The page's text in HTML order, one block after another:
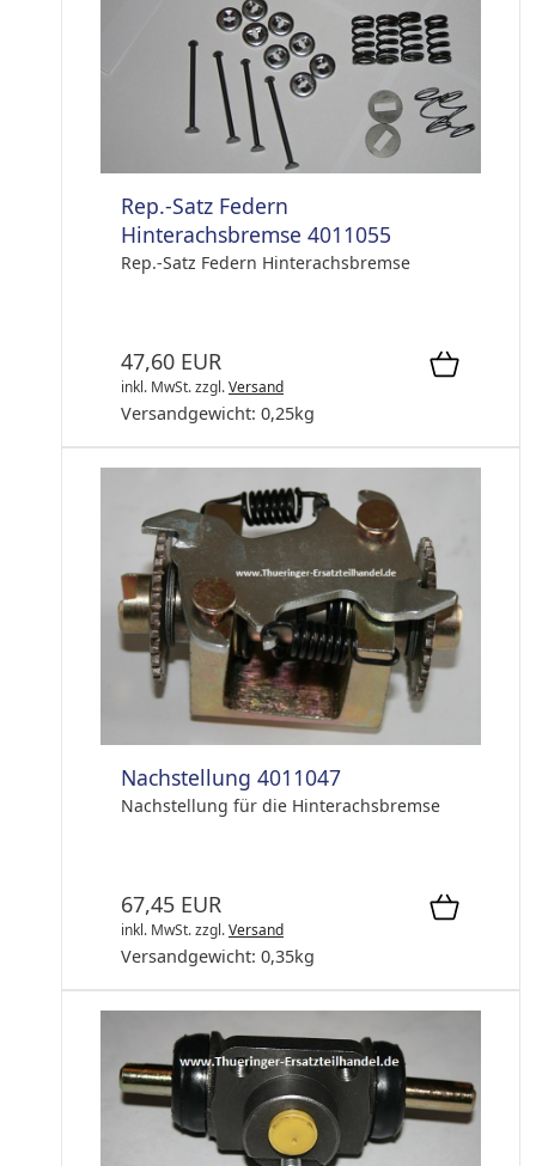
Rep.-Satz Federn
Hinterachsbremse 4011055
Rep.-Satz Federn Hinterachsbremse
47,60 EUR
inkl. MwSt.zzgl.Versand
Versandgewicht: 0,25kg
Nachstellung 4011047
Nachstellung für die Hinterachsbremse
67,45 EUR
inkl. MwSt.zzgl.Versand
Versandgewicht: 0,35kg